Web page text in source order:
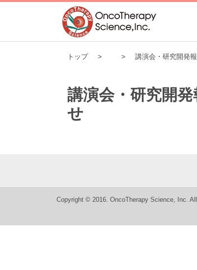
トップ 講演会・研究開発
講演会・研究開
せ
Copyright © 2016. OncoTherapy Science, Inc.